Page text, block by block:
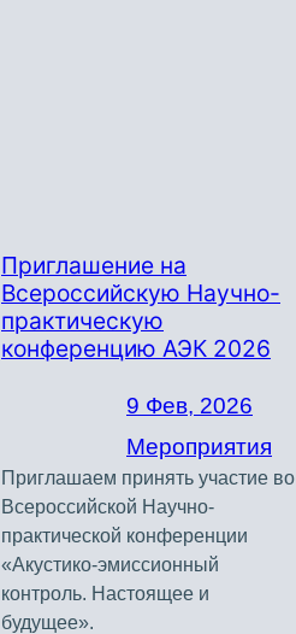
Приглашение на
Всероссийскую Научно-
практическую
конференцию АЭК 2026
9 Фев, 2026
Мероприятия
Приглашаем принять участие во
Всероссийской Научно-
практической конференции
«Акустико-эмиссионный
контроль. Настоящее и
будущее».